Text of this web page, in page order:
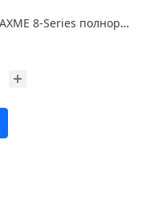
Стиральная машина Bosch WGB256AXME 8-Series полноразмерная загрузка 10кг, 1600 об/мин.,габариты:845 x 598 x 590 мм., i-Dos, мотор EcoSilence Drive, 4D Wash System,Easy Start Guide,AquaStop®, цвет серебристый